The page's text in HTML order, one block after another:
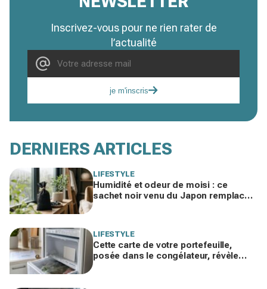
Inscrivez-vous pour ne rien rater de
l’actualité
je m'inscris
DERNIERS ARTICLES
LIFESTYLE
Humidité et odeur de moisi : ce
sachet noir venu du Japon remplace
LIFESTYLE
Cette carte de votre portefeuille,
posée dans le congélateur, révèle